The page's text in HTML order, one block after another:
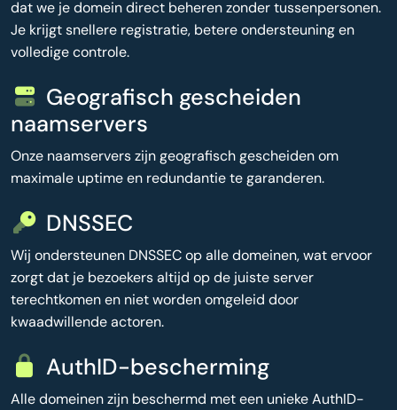
dat we je domein direct beheren zonder tussenpersonen.
Je krijgt snellere registratie, betere ondersteuning en
volledige controle.
Geografisch gescheiden
naamservers
Onze naamservers zijn geografisch gescheiden om
maximale uptime en redundantie te garanderen.
DNSSEC
Wij ondersteunen DNSSEC op alle domeinen, wat ervoor
zorgt dat je bezoekers altijd op de juiste server
terechtkomen en niet worden omgeleid door
kwaadwillende actoren.
AuthID-bescherming
Alle domeinen zijn beschermd met een unieke AuthID-